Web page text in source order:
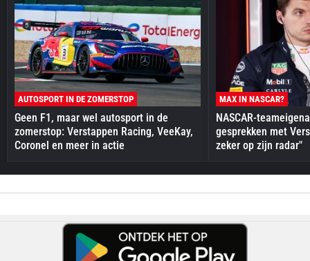
AUTOSPORT IN DE ZOMERSTOP
Geen F1, maar wel autosport in de
zomerstop: Verstappen Racing, VeeKay,
Coronel en meer in actie
MAX IN NASCAR?
NASCAR-
gesprekken met
zeker op zijn radar"